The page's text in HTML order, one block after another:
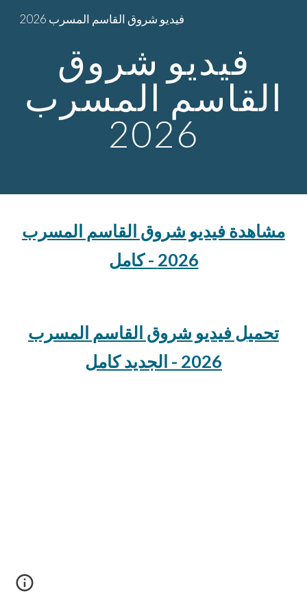
Skip to main content
فيديو شروق القاسم المسرب 2026
فيديو شروق
القاسم المسرب
2026
مشاهدة فيديو شروق القاسم المسرب
2026 - كامل
تحميل فيديو شروق القاسم المسرب
2026 - الجديد كامل